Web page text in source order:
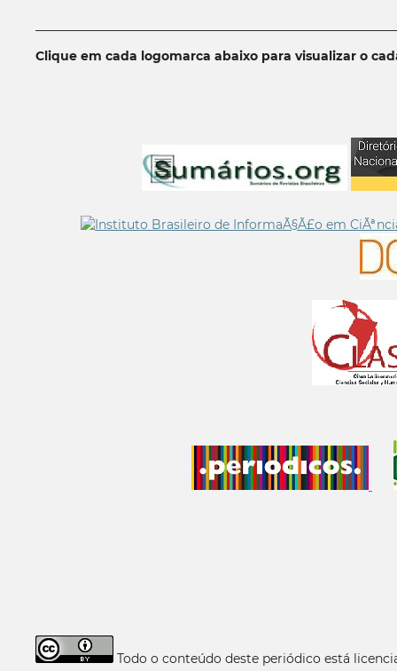
Clique em cada logomarca abaixo para visualizar o
Todo o conteúdo deste periódico está